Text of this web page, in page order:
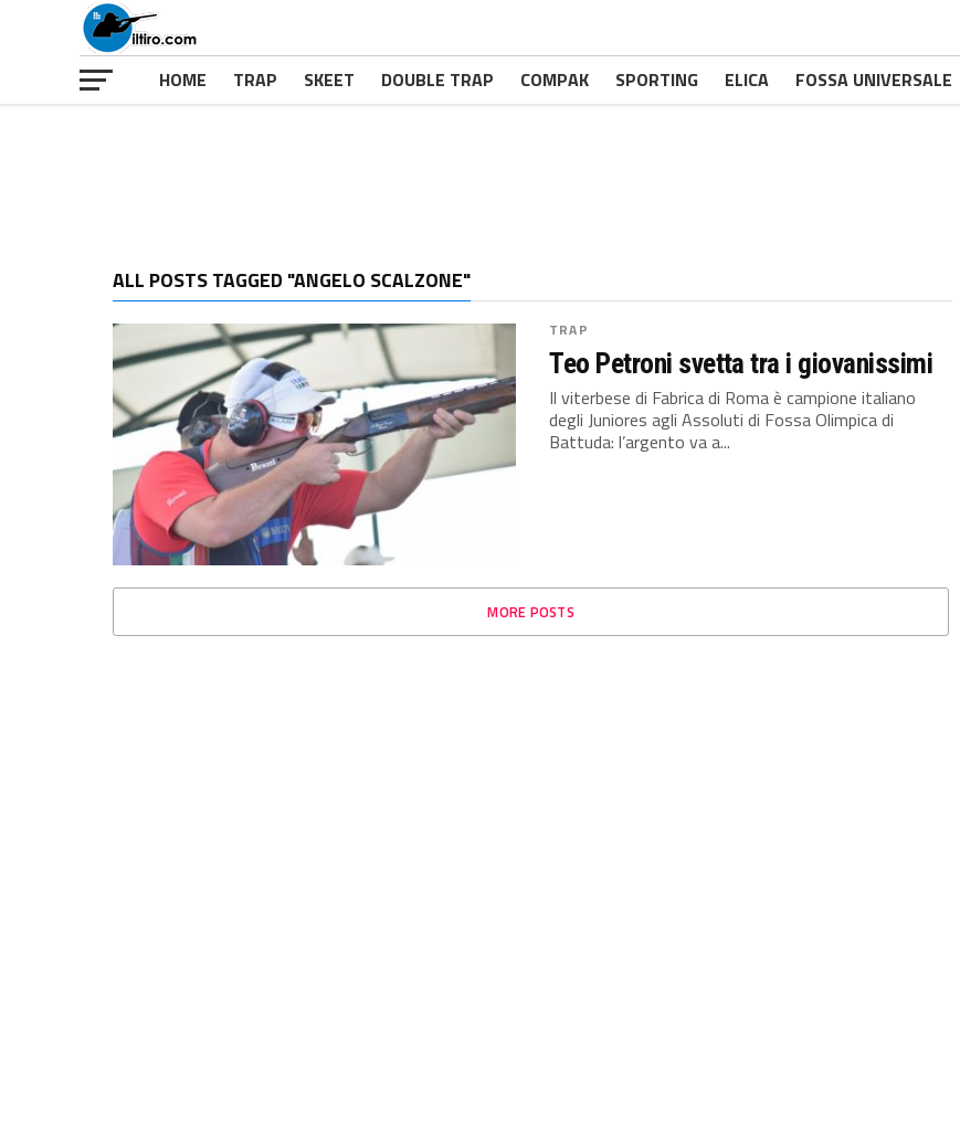
HOME TRAP SKEET DOUBLE TRAP COMPAK SPORTING ELICA FOSSA UNIVERSALE
ALL POSTS TAGGED "ANGELO SCALZONE"
TRAP
Teo Petroni svetta tra i giovanissimi
Il viterbese di Fabrica di Roma è campione italiano
degli Juniores agli Assoluti di Fossa Olimpica di
Battuda: l’argento va a...
MORE POSTS